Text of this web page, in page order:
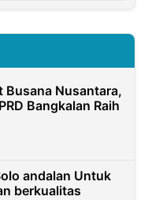
Nusantara,
Bangkalan Raih
andalan Untuk
berkualitas